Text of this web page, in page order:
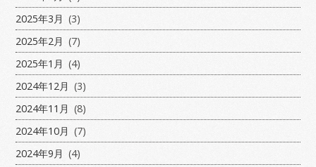
2025年3月 (3)
2025年2月 (7)
2025年1月 (4)
2024年12月 (3)
2024年11月 (8)
2024年10月 (7)
2024年9月 (4)